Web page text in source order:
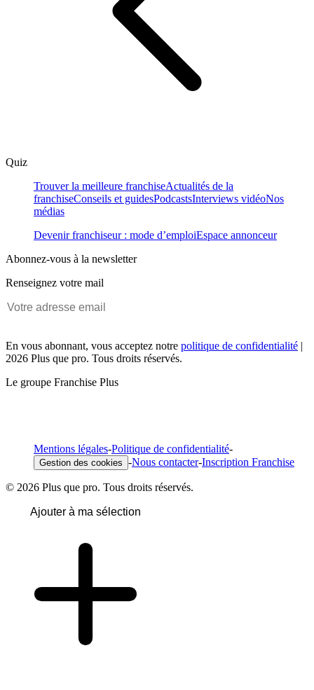
Quiz
Trouver la meilleure franchiseActualités de la
franchiseConseils et guidesPodcastsInterviews vidéoNos
médias
Devenir franchiseur : mode d’emploiEspace annonceur
Abonnez-vous à la newsletter
Renseignez votre mail
En vous abonnant, vous acceptez notre politique de confidentialité |
2026 Plus que pro. Tous droits réservés.
Le groupe Franchise Plus
Mentions légales-Politique de confidentialité-
Gestion des cookies -Nous contacter-Inscription Franchise
© 2026 Plus que pro. Tous droits réservés.
Ajouter à ma sélection